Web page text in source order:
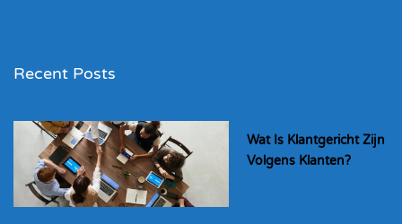
Recent Posts
Wat Is Klantgericht Zijn
Volgens Klanten?